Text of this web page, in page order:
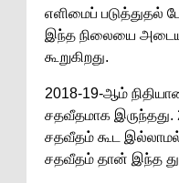
எளிமைப் படுத்துதல்
இந்த நிலையை அடைய
கூறுகிறது.
2018-19-ஆம்
சதவீதமாக இருந்தது.
சதவீதம் கூட
சதவீதம் தான் இந்த